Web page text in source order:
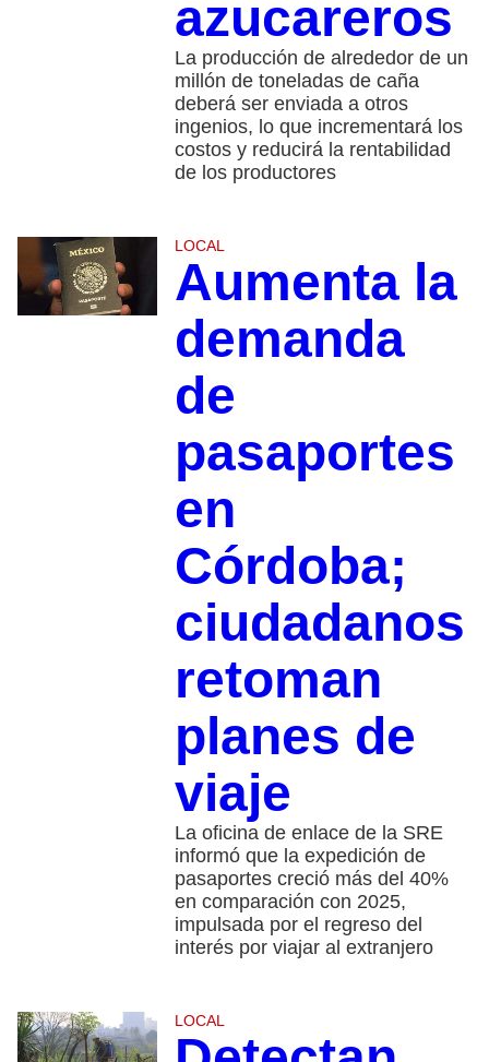
azucareros
La producción de alrededor de un
millón de toneladas de caña
deberá ser enviada a otros
ingenios, lo que incrementará los
costos y reducirá la rentabilidad
de los productores
LOCAL
Aumenta la
demanda
de
pasaportes
en
Córdoba;
ciudadanos
retoman
planes de
viaje
La oficina de enlace de la SRE
informó que la expedición de
pasaportes creció más del 40%
en comparación con 2025,
impulsada por el regreso del
interés por viajar al extranjero
LOCAL